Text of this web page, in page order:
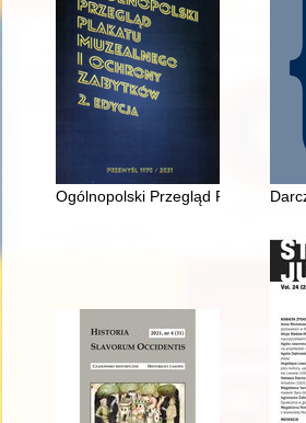
Ogólnopolski Przegląd Plakatu